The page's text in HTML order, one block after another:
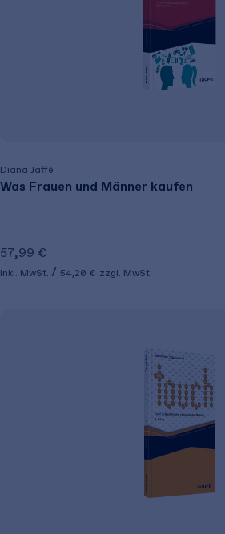
Diana Jaffé
Was Frauen und Männer kaufen
57,99 €
inkl. MwSt. 54,20 € zzgl. MwSt.